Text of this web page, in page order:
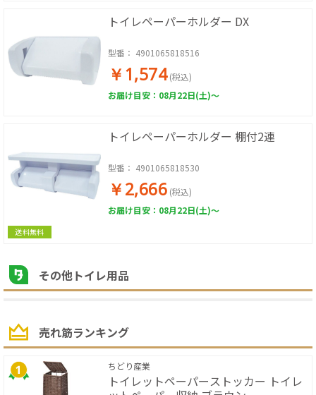
トイレペーパーホルダー DX
型番： 4901065818516
￥1,574 (税込)
お届け目安：08月22日(土)～
送料無料
トイレペーパーホルダー 棚付2連
型番： 4901065818530
￥2,666 (税込)
お届け目安：08月22日(土)～
その他トイレ用品
売れ筋ランキング
ちどり産業
トイレットペーパーストッカー トイレ